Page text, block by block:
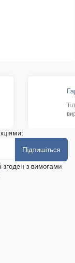
Підпишіться
і згоден з вимогами